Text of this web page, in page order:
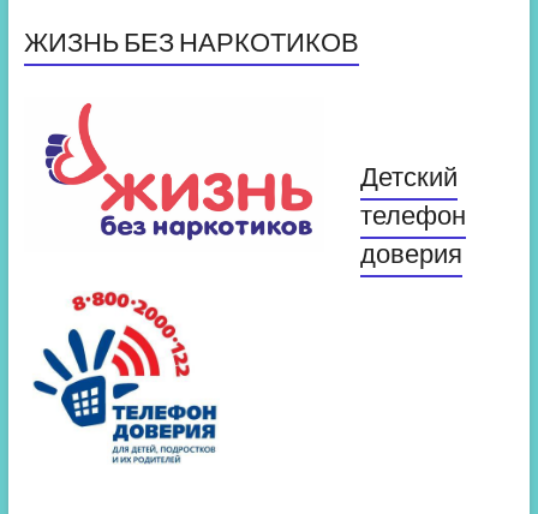
ЖИЗНЬ БЕЗ НАРКОТИКОВ
Детский
телефон
доверия